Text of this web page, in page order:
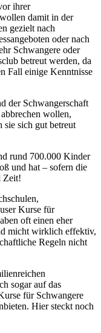
ihrer
damit in der
gezielt nach
oder nach
Schwangere oder
betreut werden, da
Fall einige Kenntnisse
der Schwangerschaft
wollen,
sie sich gut betreut
rund 700.000 Kinder
und hat – sofern die
Zeit!
Kurse für
oft einen eher
micht wirklich effektiv,
Regeln nicht
sogar auf das
für Schwangere
Hier steckt noch